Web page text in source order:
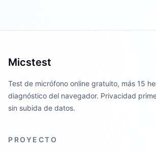
Micstest
Test de micrófono online gratuito, más 15
diagnóstico del navegador. Privacidad
sin subida de datos.
PROYECTO